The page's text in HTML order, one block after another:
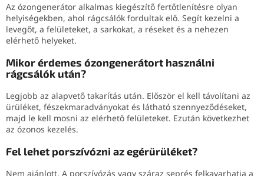
Az ózongenerátor alkalmas kiegészítő fertőtlenítésre olyan
helyiségekben, ahol rágcsálók fordultak elő. Segít kezelni a
levegőt, a felületeket, a sarkokat, a réseket és a nehezen
elérhető helyeket.
Mikor érdemes ózongenerátort használni
rágcsálók után?
Legjobb az alapvető takarítás után. Először el kell távolítani az
ürüléket, fészekmaradványokat és látható szennyeződéseket,
majd le kell mosni az elérhető felületeket. Ezután következhet
az ózonos kezelés.
Fel lehet porszívózni az egérürüléket?
Nem ajánlott. A porszívózás vagy száraz seprés felkavarhatja a